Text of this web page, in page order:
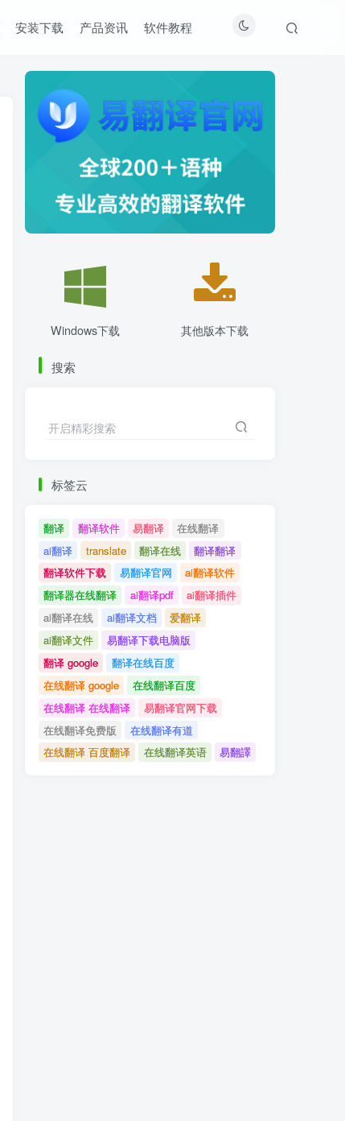
安装下载 产品资讯 软件教程
Windows下载 其他版本下载
搜索
开启精彩搜索
标签云
翻译 翻译软件 易翻译
在线翻译
ai翻译
translate 翻译在线
翻译翻译
翻译软件下载
易翻译官网
ai翻译软件
翻译器在线翻译
ai翻译pdf
ai翻译插件
ai翻译在线
ai翻译文档
爱翻译
ai翻译文件
易翻译下载电脑版
翻译 google
翻译在线百度
在线翻译 google
在线翻译百度
在线翻译 在线翻译
易翻译官网下载
在线翻译免费版
在线翻译有道
在线翻译 百度翻译
在线翻译英语 易翻譯